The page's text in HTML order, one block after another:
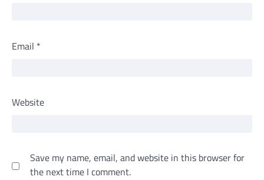
Email *
Website
Save my name, email, and website in this browser for
the next time I comment.